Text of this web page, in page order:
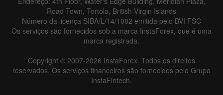
Road Town, Tortola, British Virgin Islands
Número da licença SIBA/L/14/1082 emitida pelo BVI FSC
Os serviços são fornecidos sob a marca InstaForex, que é uma
marca registrada.
Copyright © 2007-2026 InstaForex. Todos os direitos
reservados. Os serviços financeiros são fornecidos pelo Grupo
InstaFintech.